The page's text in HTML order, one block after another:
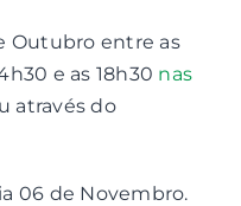
Outubro entre as
e as 18h30 nas
através do
06 de Novembro.